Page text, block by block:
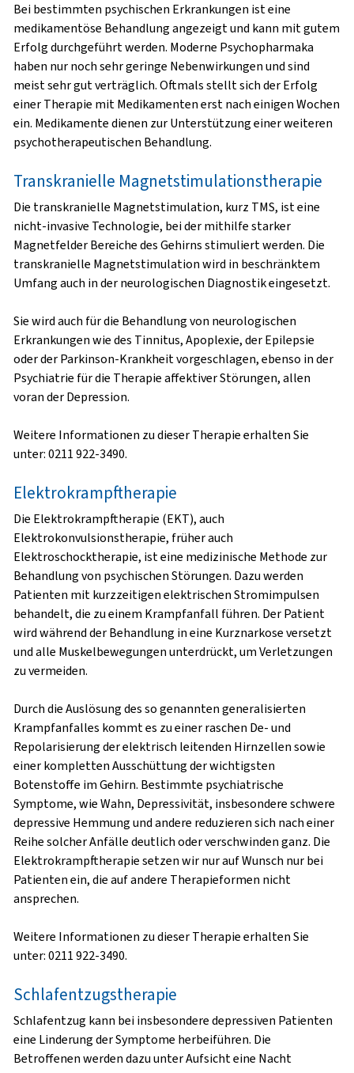
Bei bestimmten psychischen Erkrankungen ist eine
medikamentöse Behandlung angezeigt und kann mit gutem
Erfolg durchgeführt werden. Moderne Psychopharmaka
haben nur noch sehr geringe Nebenwirkungen und sind
meist sehr gut verträglich. Oftmals stellt sich der Erfolg
einer Therapie mit Medikamenten erst nach einigen Wochen
ein. Medikamente dienen zur Unterstützung einer weiteren
psychotherapeutischen Behandlung.
Transkranielle Magnetstimulationstherapie
Die transkranielle Magnetstimulation, kurz TMS, ist eine
nicht-invasive Technologie, bei der mithilfe starker
Magnetfelder Bereiche des Gehirns stimuliert werden. Die
transkranielle Magnetstimulation wird in beschränktem
Umfang auch in der neurologischen Diagnostik eingesetzt.
Sie wird auch für die Behandlung von neurologischen
Erkrankungen wie des Tinnitus, Apoplexie, der Epilepsie
oder der Parkinson-Krankheit vorgeschlagen, ebenso in der
Psychiatrie für die Therapie affektiver Störungen, allen
voran der Depression.
Weitere Informationen zu dieser Therapie erhalten Sie
unter: 0211 922-3490.
Elektrokrampftherapie
Die Elektrokrampftherapie (EKT), auch
Elektrokonvulsionstherapie, früher auch
Elektroschocktherapie, ist eine medizinische Methode zur
Behandlung von psychischen Störungen. Dazu werden
Patienten mit kurzzeitigen elektrischen Stromimpulsen
behandelt, die zu einem Krampfanfall führen. Der Patient
wird während der Behandlung in eine Kurznarkose versetzt
und alle Muskelbewegungen unterdrückt, um Verletzungen
zu vermeiden.
Durch die Auslösung des so genannten generalisierten
Krampfanfalles kommt es zu einer raschen De- und
Repolarisierung der elektrisch leitenden Hirnzellen sowie
einer kompletten Ausschüttung der wichtigsten
Botenstoffe im Gehirn. Bestimmte psychiatrische
Symptome, wie Wahn, Depressivität, insbesondere schwere
depressive Hemmung und andere reduzieren sich nach einer
Reihe solcher Anfälle deutlich oder verschwinden ganz. Die
Elektrokrampftherapie setzen wir nur auf Wunsch nur bei
Patienten ein, die auf andere Therapieformen nicht
ansprechen.
Weitere Informationen zu dieser Therapie erhalten Sie
unter: 0211 922-3490.
Schlafentzugstherapie
Schlafentzug kann bei insbesondere depressiven Patienten
eine Linderung der Symptome herbeiführen. Die
Betroffenen werden dazu unter Aufsicht eine Nacht